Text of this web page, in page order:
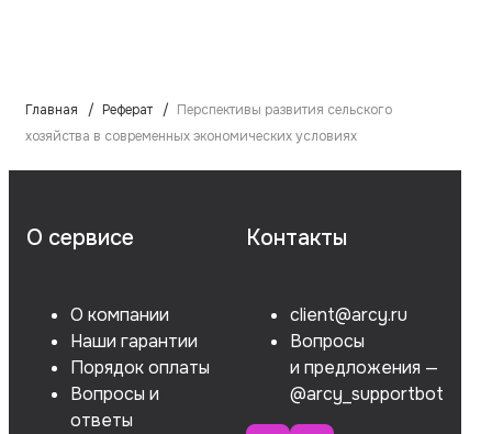
Главная Реферат
Перспективы развития сельского
хозяйства в современных экономических условиях
О сервисе
О компании
Наши гарантии
Порядок оплаты
Вопросы и
ответы
Контакты
client@arcy.ru
Вопросы
и предложения —
@arcy_supportbot